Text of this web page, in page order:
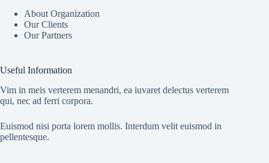
About Organization
Our Clients
Our Partners
Useful Information
Vim in meis verterem menandri, ea iuvaret delectus verterem
qui, nec ad ferri corpora.
Euismod nisi porta lorem mollis. Interdum velit euismod in
pellentesque.